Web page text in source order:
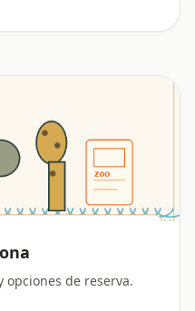
opciones de reserva.